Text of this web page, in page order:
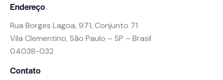
Endereço
Rua Borges Lagoa, 971, Conjunto 71
Vila Clementino, São Paulo – SP – Brasil
04038-032
Contato